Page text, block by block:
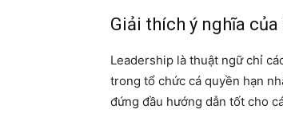
Giải thích ý nghĩa
Leadership là thuật ngữ chỉ
trong tổ chức cá quyền hạn
đứng đầu hướng dẫn tốt cho